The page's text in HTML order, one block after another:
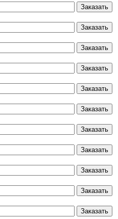
Заказать
Заказать
Заказать
Заказать
Заказать
Заказать
Заказать
Заказать
Заказать
Заказать
Заказать